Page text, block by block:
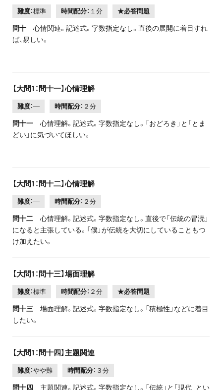
難度：標準 時間配分： １分 ★必答問題
問十 心情関連。記述式。字数指定なし。直後の展開に着目すれ
ば、易しい。
【大問1：問十一】心情理解
難度：― 時間配分： ２分
問十一 心情理解。記述式。字数指定なし。「おどろき」と「とま
どい」に気づいてほしい。
【大問1：問十二】心情理解
難度：― 時間配分： ２分
問十二 心情理解。記述式。字数指定なし。直後で「伝統の冒涜」
になると主張している。「僕」が伝統を大切にしていることもつ
け加えたい。
【大問1：問十三】場面理解
難度：標準 時間配分： ２分 ★必答問題
問十三 場面理解。記述式。字数指定なし。「積極性」などに着目
したい。
【大問1：問十四】主題関連
難度：やや難 時間配分： ３分
問十四
主題関連。記述式。字数指定なし。「伝統」と「現代」とい